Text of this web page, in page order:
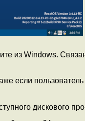
из Windows.
если
дискового